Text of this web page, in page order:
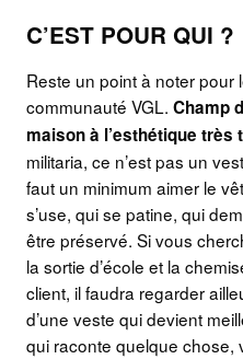
C’EST POUR QUI ?
Reste un point à noter pour
communauté VGL. Champ
maison à l’esthétique très
militaria, ce n’est pas un
faut un minimum aimer le
s’use, qui se patine, qui
être préservé. Si vous
la sortie d’école et la
client, il faudra regarder
d’une veste qui devient
qui raconte quelque chose,